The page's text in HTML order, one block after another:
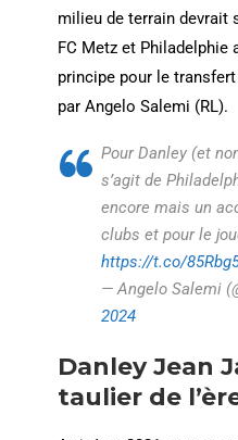
milieu de terrain devrait
FC Metz et Philadelphie
principe pour le
par Angelo Salemi (RL).
Pour Danley (et
s’agit de
encore mais un
clubs et pour le
https://t.co/
— Angelo Salemi
2024
Danley Jean
taulier de